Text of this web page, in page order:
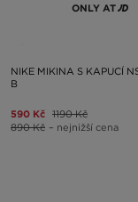
ONLY AT
NIKE MIKINA S KAPUCÍ
B
590 Kč 1190 Kč
890 Kč – nejnižší cena